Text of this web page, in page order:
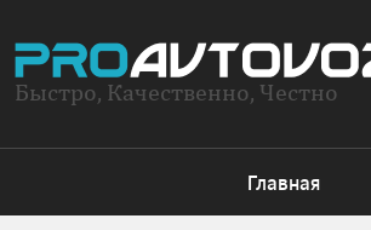
Быстро, Качественно, Честно
Главная